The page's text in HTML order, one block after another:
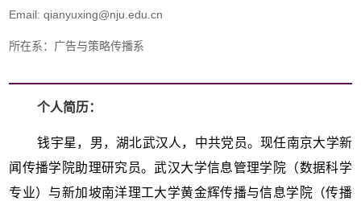
Email: qianyuxing@nju.edu.cn
所在系：广告与策略传播系
个人简历：
钱宇星，男，湖北武汉人，中共党员。现任南京大学新
闻传播学院助理研究员。武汉大学信息管理学院（数据科学
专业）与新加坡南洋理工大学黄金辉传播与信息学院（传播